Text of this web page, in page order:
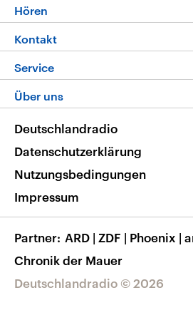
Programm
Die Nachrichten
Nachrichtenleicht
Neue Beiträge auf dlf.de
Hören
Livestream
Podcasts
Deutschlandfunk App
Nachrichten App
Frequenzen
Kontakt
Hörerservice
Service
FAQ
Veranstaltungen
Musikliste
RSS
Über uns
Barrierefreiheit
Deutschlandradio © 2026
Deutschlandradio
Datenschutzerklärung
Nutzungsbedingungen
Impressum
Partner ARD | ZDF | Phoenix |
Chronik der Mauer